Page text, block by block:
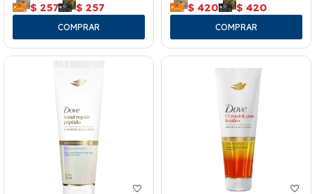
$ 257 $ 257 $ 420 $ 420